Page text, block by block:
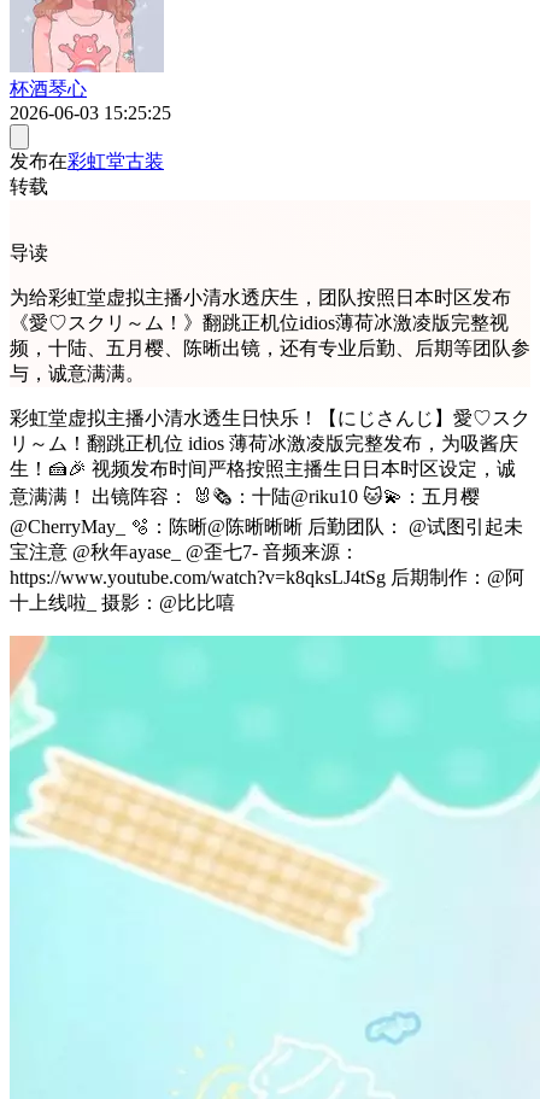
杯酒琴心
2026-06-03 15:25:25
发布在彩虹堂古装
转载
导读
为给彩虹堂虚拟主播小清水透庆生，团队按照日本时区发布
《愛♡スクリ～ム！》翻跳正机位idios薄荷冰激凌版完整视
频，十陆、五月樱、陈晰出镜，还有专业后勤、后期等团队参
与，诚意满满。
彩虹堂虚拟主播小清水透生日快乐！【にじさんじ】愛♡スク
リ～ム！翻跳正机位 idios 薄荷冰激凌版完整发布，为吸酱庆
生！🍰🎉 视频发布时间严格按照主播生日日本时区设定，诚
意满满！ 出镜阵容： 🐰🗞️：十陆@riku10 🐱💫：五月樱
@CherryMay_ 🫧：陈晰@陈晰晰晰 后勤团队： @试图引起未
宝注意 @秋年ayase_ @歪七7- 音频来源：
https://www.youtube.com/watch?v=k8qksLJ4tSg 后期制作：@阿
十上线啦_ 摄影：@比比嘻